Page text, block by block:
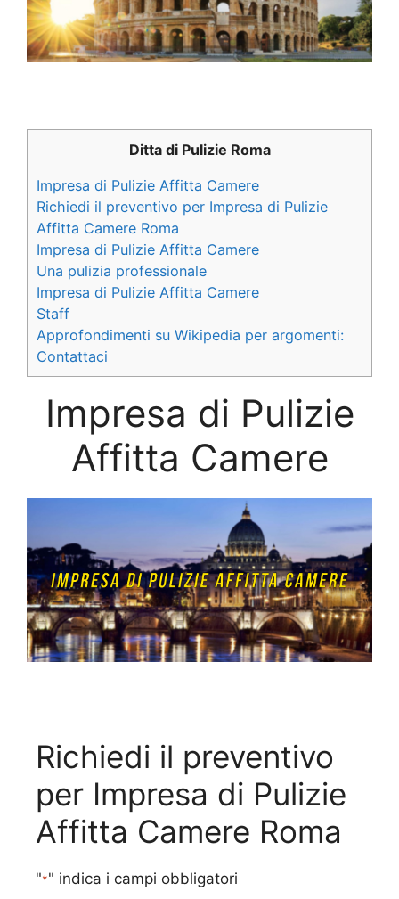
Ditta di Pulizie Roma
Impresa di Pulizie Affitta Camere
Richiedi il preventivo per Impresa di Pulizie
Affitta Camere Roma
Impresa di Pulizie Affitta Camere
Una pulizia professionale
Impresa di Pulizie Affitta Camere
Staff
Approfondimenti su Wikipedia per argomenti:
Contattaci
Impresa di Pulizie
Affitta Camere
Richiedi il preventivo
per Impresa di Pulizie
Affitta Camere Roma
"*" indica i campi obbligatori